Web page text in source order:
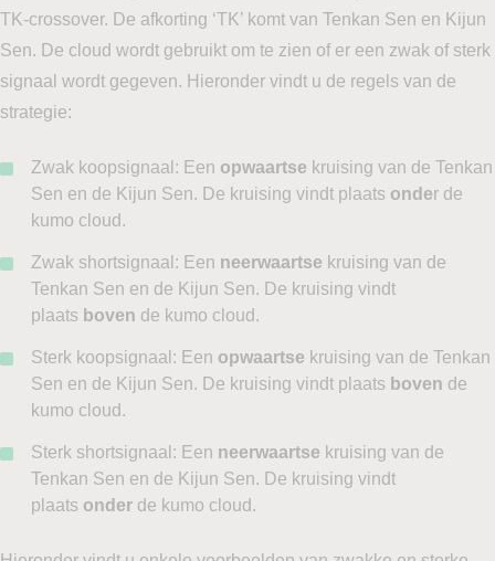
TK-crossover. De afkorting ‘TK’ komt van Tenkan Sen en Kijun
Sen. De cloud wordt gebruikt om te zien of er een zwak of sterk
signaal wordt gegeven. Hieronder vindt u de regels van de
strategie:
Zwak koopsignaal: Een opwaartse kruising van de Tenkan
Sen en de Kijun Sen. De kruising vindt plaats onder de
kumo cloud.
Zwak shortsignaal: Een neerwaartse kruising van de
Tenkan Sen en de Kijun Sen. De kruising vindt
plaats boven de kumo cloud.
Sterk koopsignaal: Een opwaartse kruising van de Tenkan
Sen en de Kijun Sen. De kruising vindt plaats boven de
kumo cloud.
Sterk shortsignaal: Een neerwaartse kruising van de
Tenkan Sen en de Kijun Sen. De kruising vindt
plaats onder de kumo cloud.